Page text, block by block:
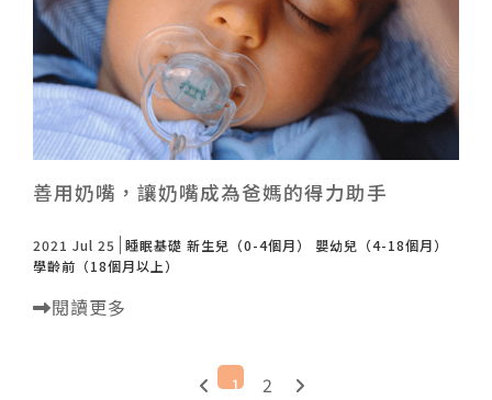
善用奶嘴，讓奶嘴成為爸媽的得力助手
2021 Jul 25 睡眠基礎 新生兒（0-4個月）
嬰幼兒（4-18個月）
學齡前（18個月以上）
閱讀更多
1 2